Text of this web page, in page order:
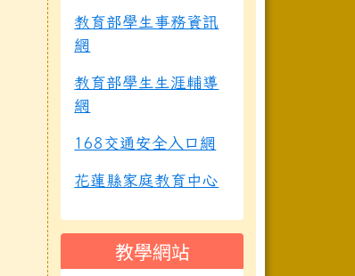
教育部學生事務資訊
網
教育部學生生涯輔導
網
168交通安全入口網
花蓮縣家庭教育中心
教學網站